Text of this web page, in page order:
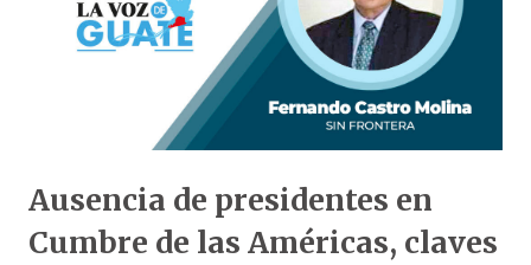
Ausencia de presidentes en
Cumbre de las Américas, claves